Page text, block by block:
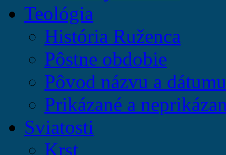
Teológia
História Ruženca
Pôstne obdobie
Pôvod názvu a
Prikázané a
Sviatosti
Krst